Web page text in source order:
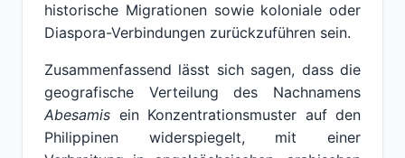
historische Migrationen sowie koloniale oder
Diaspora-Verbindungen zurückzuführen sein.
Zusammenfassend lässt sich sagen, dass die
geografische Verteilung des Nachnamens
Abesamis ein Konzentrationsmuster auf den
Philippinen widerspiegelt, mit einer